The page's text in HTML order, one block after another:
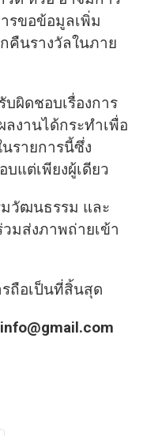
รขอข้อมูลเพิ่ม
คืนรางวัลในภาย
ผิดชอบเรื่องการ
งานได้กระทำเพื่อ
รายการนี้ซึ่ง
บแต่เพียงผู้เดียว
มวัฒนธรรม และ
มส่งภาพถ่ายเข้า
ถือเป็นที่สิ้นสุด